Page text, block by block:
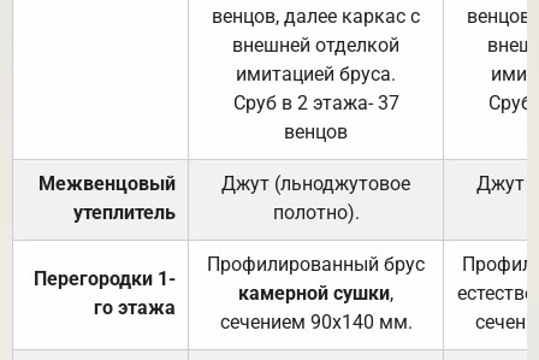
венцов, далее каркас с
внешней отделкой
имитацией бруса.
Сруб в 2 этажа- 37
венцов
Сруб
Межвенцовый
утеплитель
Джут (льноджутовое
полотно).
Джут
Перегородки 1-
го этажа
Профилированный брус
камерной сушки,
сечением 90х140 мм.